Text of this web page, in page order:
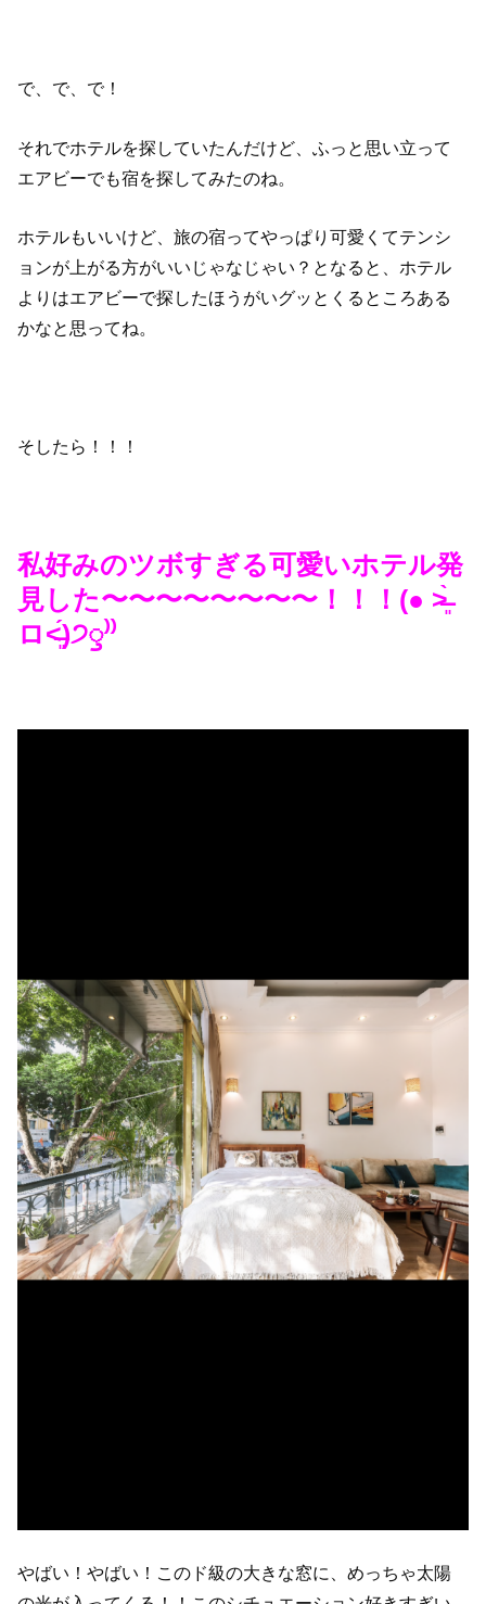
で、で、で！
それでホテルを探していたんだけど、ふっと思い立って
エアビーでも宿を探してみたのね。
ホテルもいいけど、旅の宿ってやっぱり可愛くてテンシ
ョンが上がる方がいいじゃなじゃい？となると、ホテル
よりはエアビーで探したほうがいグッとくるところある
かなと思ってね。
そしたら！！！
私好みのツボすぎる可愛いホテル発
見した〜〜〜〜〜〜〜〜！！！(● ˃̶͈̀
ロ˂̶͈́)੭ꠥ⁾⁾
やばい！やばい！このド級の大きな窓に、めっちゃ太陽